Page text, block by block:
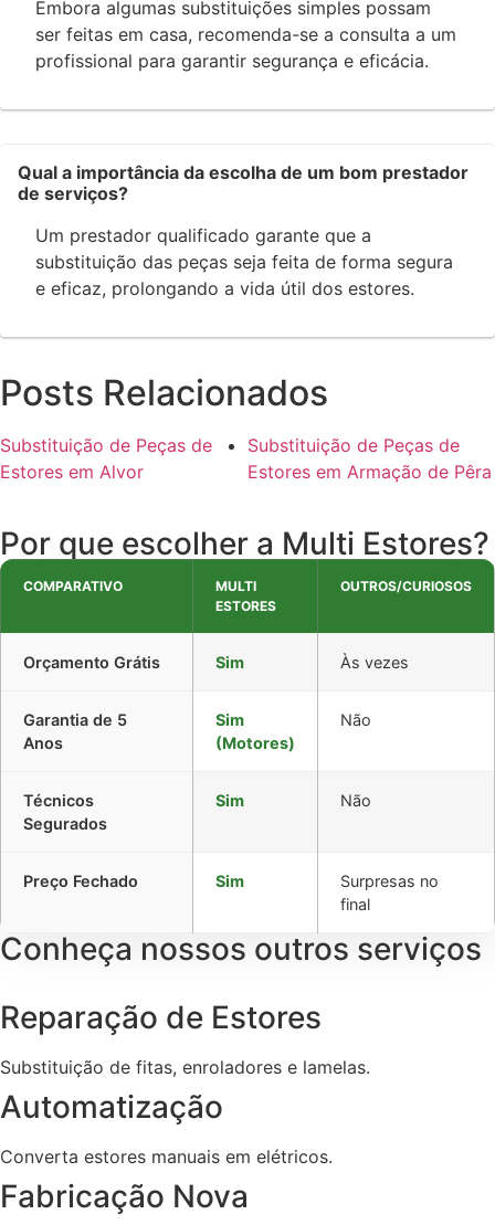
Embora algumas substituições simples possam
ser feitas em casa, recomenda-se a consulta a um
profissional para garantir segurança e eficácia.
Qual a importância da escolha de um bom prestador
de serviços?
Um prestador qualificado garante que a
substituição das peças seja feita de forma segura
e eficaz, prolongando a vida útil dos estores.
Posts Relacionados
Substituição de Peças de
Estores em Alvor
Substituição de Peças de
Estores em Armação de Pêra
Por que escolher a Multi Estores?
COMPARATIVO
MULTI
ESTORES
OUTROS/CURIOSOS
Orçamento Grátis Sim Às vezes
Garantia de 5
Anos
Sim
(Motores)
Não
Técnicos
Segurados
Sim Não
Preço Fechado Sim
Surpresas no
final
Conheça nossos outros serviços
Reparação de Estores
Substituição de fitas, enroladores e lamelas.
Automatização
Converta estores manuais em elétricos.
Fabricação Nova